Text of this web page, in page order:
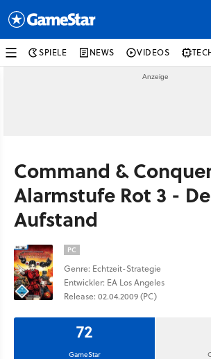
SPIELE NEWS VIDEOS
Command &
Alarmstufe Rot 3 -
Aufstand
PC
Genre: Echtzeit-Strategie
Entwickler: EA Los Angeles
Release: 02.04.2009 (PC)
72
GameStar